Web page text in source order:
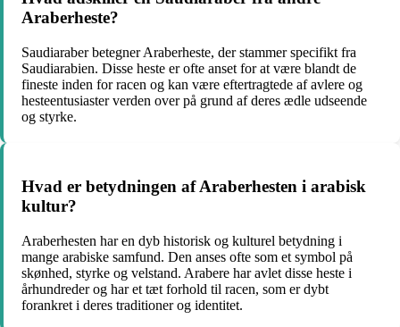
Araberheste?
Saudiaraber betegner Araberheste, der stammer specifikt fra
Saudiarabien. Disse heste er ofte anset for at være blandt de
fineste inden for racen og kan være eftertragtede af avlere og
hesteentusiaster verden over på grund af deres ædle udseende
og styrke.
Hvad er betydningen af Araberhesten i arabisk
kultur?
Araberhesten har en dyb historisk og kulturel betydning i
mange arabiske samfund. Den anses ofte som et symbol på
skønhed, styrke og velstand. Arabere har avlet disse heste i
århundreder og har et tæt forhold til racen, som er dybt
forankret i deres traditioner og identitet.